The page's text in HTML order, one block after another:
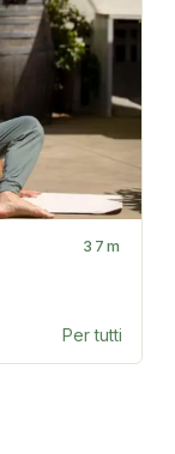
37m
Per tutti